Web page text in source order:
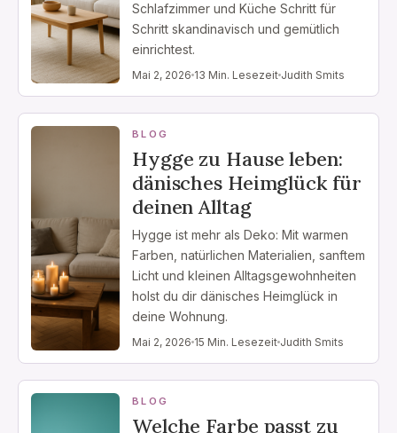
Schlafzimmer und Küche Schritt für
Schritt skandinavisch und gemütlich
einrichtest.
Mai 2, 2026 13 Min. Lesezeit Judith Smits
BLOG
Hygge zu Hause leben:
dänisches Heimglück für
deinen Alltag
Hygge ist mehr als Deko: Mit warmen
Farben, natürlichen Materialien, sanftem
Licht und kleinen Alltagsgewohnheiten
holst du dir dänisches Heimglück in
deine Wohnung.
Mai 2, 2026 15 Min. Lesezeit Judith Smits
BLOG
Welche Farbe passt zu